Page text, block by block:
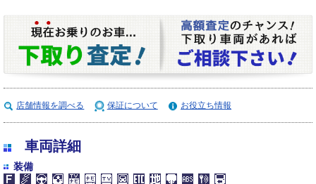
店舗情報を調べる 保証について お役立ち情報
車両詳細
装備